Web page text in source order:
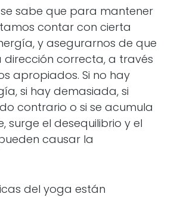
sabe que para mantener
contar con cierta
y asegurarnos de que
dirección correcta, a través
apropiados. Si no hay
si hay demasiada, si
contrario o si se acumula
surge el desequilibrio y el
causar la
del yoga están